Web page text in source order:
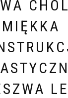
MIĘKKA